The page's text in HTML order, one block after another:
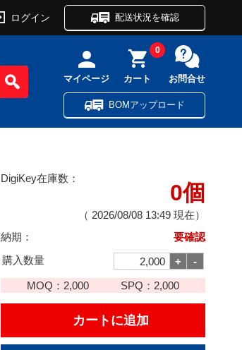
ログイン 配送状況を確認
マイページ カート
0
お問合せ
BOMアップロード
DigiKey在庫数：
0個
（ 2026/08/08 13:49 現在）
納期：
要確認
購入数量
MOQ： 2,000 SPQ： 2,000